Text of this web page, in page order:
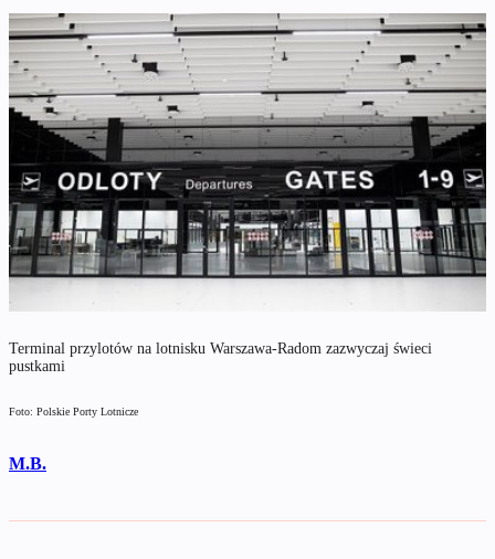
Terminal przylotów na lotnisku Warszawa-Radom zazwyczaj świeci
pustkami
Foto: Polskie Porty Lotnicze
M.B.